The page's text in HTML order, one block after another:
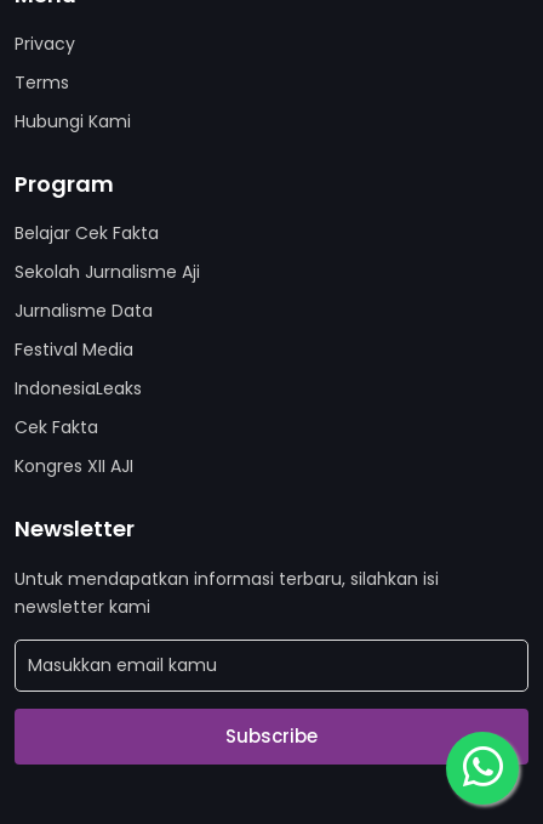
Privacy
Terms
Hubungi Kami
Program
Belajar Cek Fakta
Sekolah Jurnalisme Aji
Jurnalisme Data
Festival Media
IndonesiaLeaks
Cek Fakta
Kongres XII AJI
Newsletter
Untuk mendapatkan informasi terbaru, silahkan isi
newsletter kami
Subscribe